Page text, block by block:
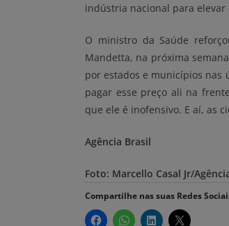
indústria nacional para elevar
O ministro da Saúde
Mandetta, na próxima
por estados e municípios nas
pagar esse preço ali na
que ele é inofensivo. E aí, as
Agência Brasil
Foto: Marcello Casal Jr/
Compartilhe nas suas Redes